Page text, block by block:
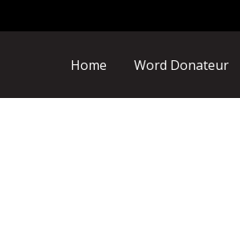
Home Word Donateur